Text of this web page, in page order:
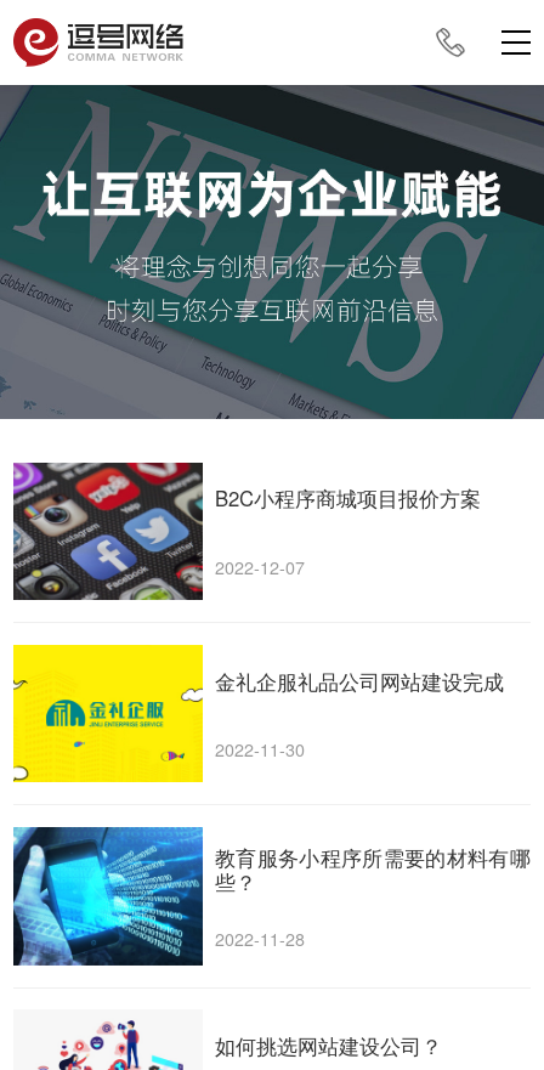
B2C小程序商城项目报价方案
2022-12-07
金礼企服礼品公司网站建设完成
2022-11-30
教育服务小程序所需要的材料有哪
些？
2022-11-28
如何挑选网站建设公司？